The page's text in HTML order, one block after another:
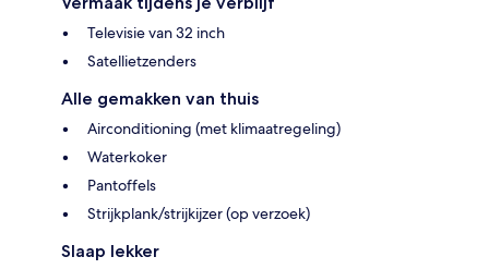
Televisie van 32 inch
Satellietzenders
Alle gemakken van thuis
Airconditioning (met klimaatregeling)
Waterkoker
Pantoffels
Strijkplank/strijkijzer (op verzoek)
Slaap lekker